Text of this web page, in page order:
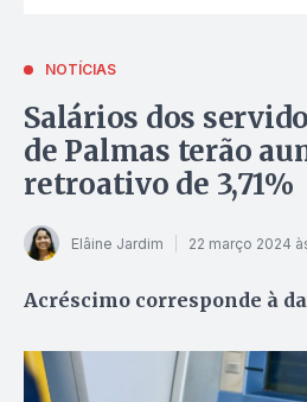
NOTÍCIAS
Salários dos
de Palmas terão
retroativo de 3,71%
Elâine Jardim 22 março 2024
Acréscimo corresponde à